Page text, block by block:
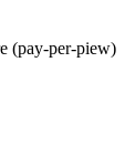
(pay-per-piew)